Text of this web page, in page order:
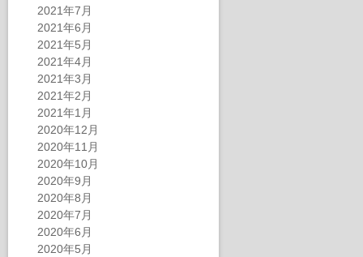
2021年7月
2021年6月
2021年5月
2021年4月
2021年3月
2021年2月
2021年1月
2020年12月
2020年11月
2020年10月
2020年9月
2020年8月
2020年7月
2020年6月
2020年5月